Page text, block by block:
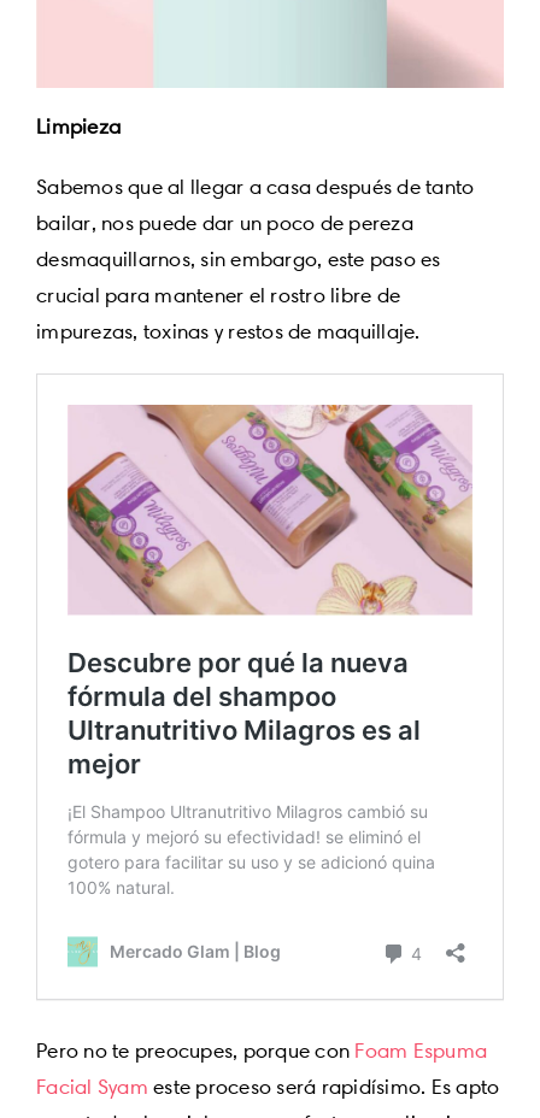
Limpieza
Sabemos que al llegar a casa después de tanto
bailar, nos puede dar un poco de pereza
desmaquillarnos, sin embargo, este paso es
crucial para mantener el rostro libre de
impurezas, toxinas y restos de maquillaje.
Pero no te preocupes, porque con Foam Espuma
Facial Syam este proceso será rapidísimo. Es apto